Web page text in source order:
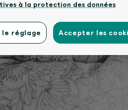
à la protection des données
réglage Accepter les